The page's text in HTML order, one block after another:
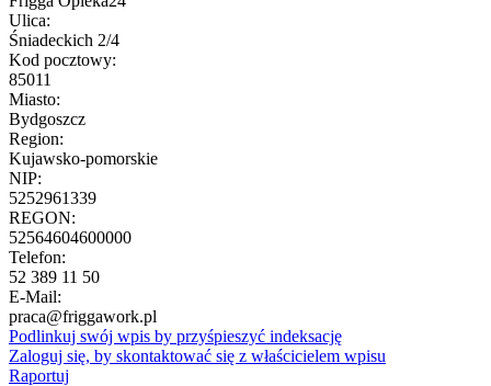
Ulica:
Śniadeckich 2/4
Kod pocztowy:
85011
Miasto:
Bydgoszcz
Region:
Kujawsko-pomorskie
NIP:
5252961339
REGON:
52564604600000
Telefon:
52 389 11 50
E-Mail:
praca@friggawork.pl
Podlinkuj swój wpis by przyśpieszyć indeksację
Zaloguj się, by skontaktować się z właścicielem wpisu
Raportuj